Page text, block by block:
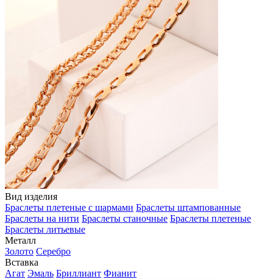
Вид изделия
Браслеты плетеные с шармами Браслеты штампованные
Браслеты на нити Браслеты станочные Браслеты плетеные
Браслеты литьевые
Металл
Золото Серебро
Вставка
Агат Эмаль Бриллиант Фианит